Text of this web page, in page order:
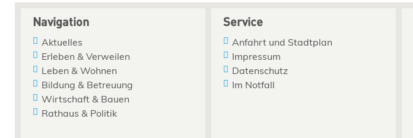
Navigation
Aktuelles
Erleben & Verweilen
Leben & Wohnen
Bildung & Betreuung
Wirtschaft & Bauen
Rathaus & Politik
Service
Anfahrt und Stadtplan
Impressum
Datenschutz
Im Notfall